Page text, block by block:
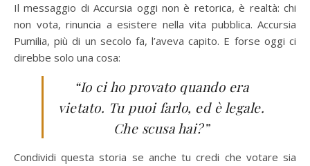
Il messaggio di Accursia oggi non è retorica, è realtà: chi
non vota, rinuncia a esistere nella vita pubblica. Accursia
Pumilia, più di un secolo fa, l’aveva capito. E forse oggi ci
direbbe solo una cosa:
“Io ci ho provato quando era
vietato. Tu puoi farlo, ed è legale.
Che scusa hai?”
Condividi questa storia se anche tu credi che votare sia